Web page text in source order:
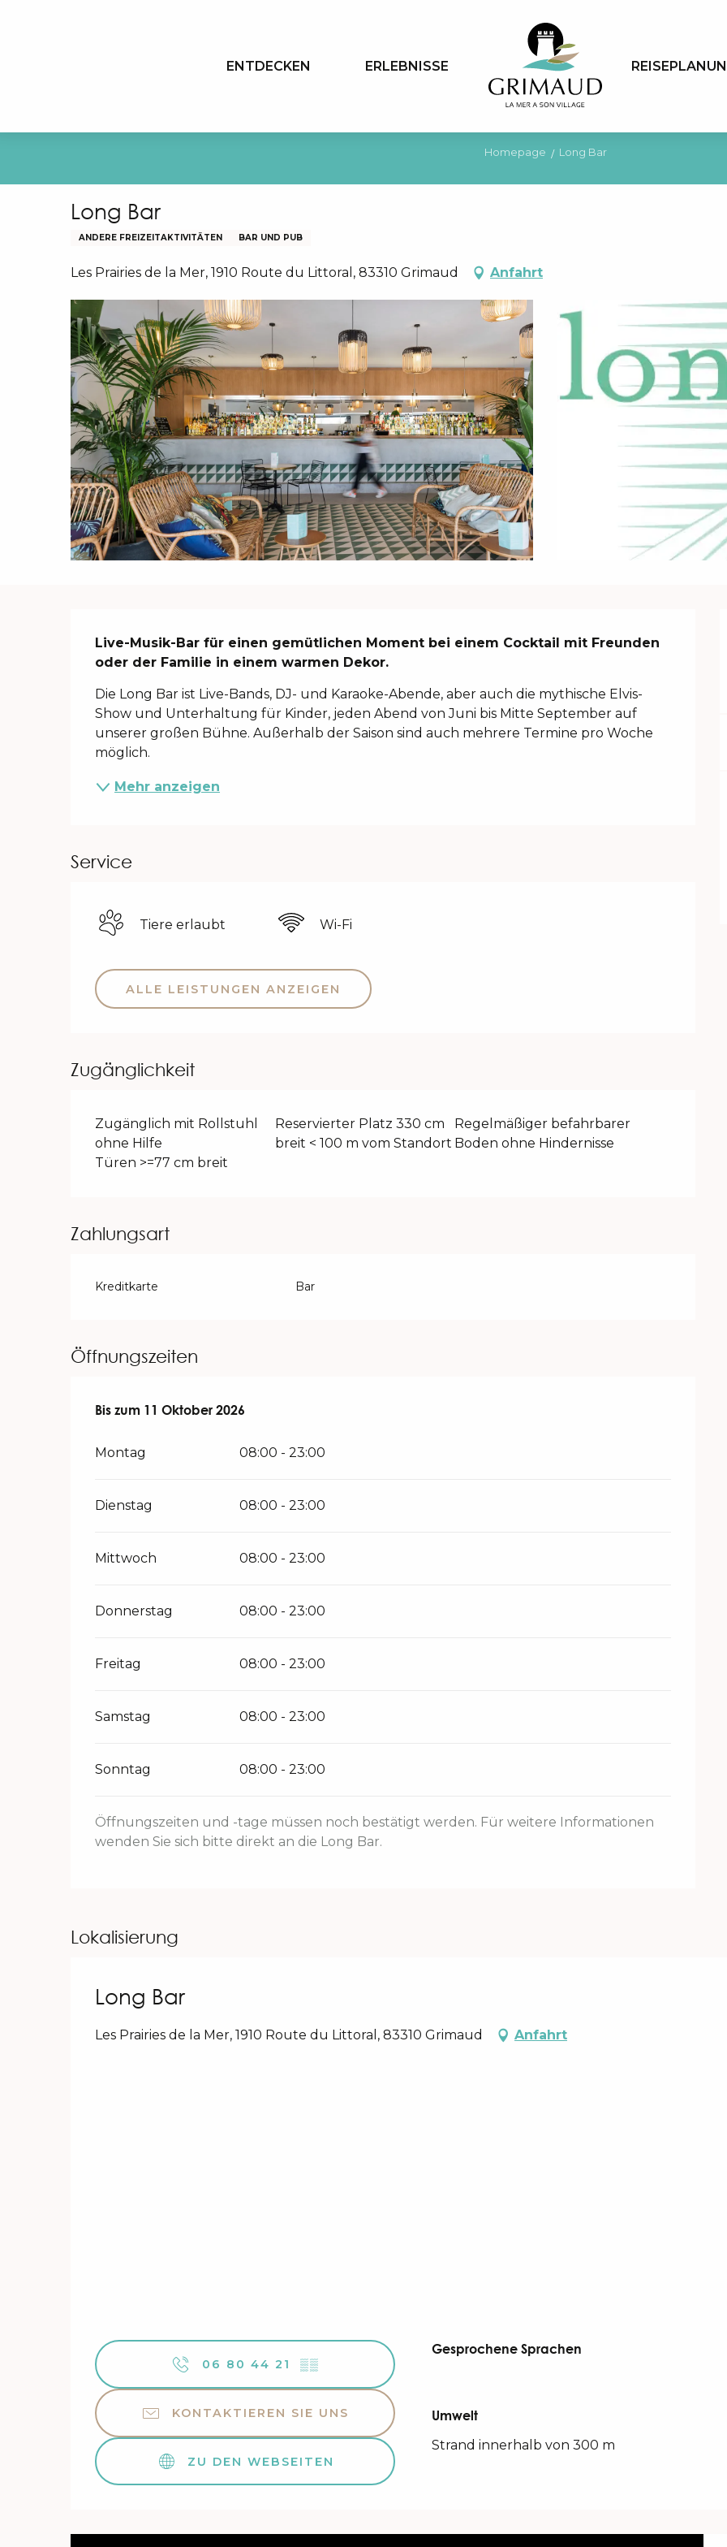
ENTDECKEN ERLEBNISSE
Homepage Long Bar
Long Bar
ANDERE FREIZEITAKTIVITÄTEN BAR UND PUB
Les Prairies de la Mer, 1910 Route du Littoral, 83310 Grimaud Anfahrt
Beschreibung
Live-Musik-Bar für einen gemütlichen Moment bei einem Cocktail mit Freunden
oder der Familie in einem warmen Dekor.
Die Long Bar ist Live-Bands, DJ- und Karaoke-Abende, aber auch die mythische Elvis-
Show und Unterhaltung für Kinder, jeden Abend von Juni bis Mitte September auf
unserer großen Bühne. Außerhalb der Saison sind auch mehrere Termine pro Woche
möglich.
Mehr anzeigen
Service
Tiere erlaubt Wi-Fi
ALLE LEISTUNGEN ANZEIGEN
Zugänglichkeit
Zugänglich mit Rollstuhl
ohne Hilfe
Reservierter Platz 330 cm
breit < 100 m vom Standort
Regelmäßiger befahrbarer
Boden ohne Hindernisse
Türen >=77 cm breit
Zahlungsart
Kreditkarte Bar
Öffnungszeiten
vom28 März 2026bis zum
Bis zum 11 Oktober 2026
Montag 08:00 - 23:00
Dienstag 08:00 - 23:00
Mittwoch 08:00 - 23:00
Donnerstag 08:00 - 23:00
Freitag 08:00 - 23:00
Samstag 08:00 - 23:00
Sonntag 08:00 - 23:00
Öffnungszeiten und -tage müssen noch bestätigt werden. Für weitere Informationen
wenden Sie sich bitte direkt an die Long Bar.
Lokalisierung
Long Bar
Les Prairies de la Mer, 1910 Route du Littoral, 83310 Grimaud Anfahrt
06 80 44 21 ▒▒
KONTAKTIEREN SIE UNS
ZU DEN WEBSEITEN
Gesprochene Sprachen
Gesprochene Sprachen
Umwelt
Umwelt
Strand innerhalb von 300 m